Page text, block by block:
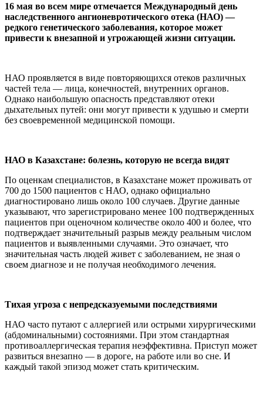
16 мая во всем мире отмечается Международный день
наследственного ангионевротического отека (НАО) —
редкого генетического заболевания, которое может
привести к внезапной и угрожающей жизни ситуации.
НАО проявляется в виде повторяющихся отеков различных
частей тела — лица, конечностей, внутренних органов.
Однако наибольшую опасность представляют отеки
дыхательных путей: они могут привести к удушью и смерти
без своевременной медицинской помощи.
НАО в Казахстане: болезнь, которую не всегда видят
По оценкам специалистов, в Казахстане может проживать от
700 до 1500 пациентов с НАО, однако официально
диагностировано лишь около 100 случаев. Другие данные
указывают, что зарегистрировано менее 100 подтвержденных
пациентов при оценочном количестве около 400 и более, что
подтверждает значительный разрыв между реальным числом
пациентов и выявленными случаями. Это означает, что
значительная часть людей живет с заболеванием, не зная о
своем диагнозе и не получая необходимого лечения.
Тихая угроза с непредсказуемыми последствиями
НАО часто путают с аллергией или острыми хирургическими
(абдоминальными) состояниями. При этом стандартная
противоаллергическая терапия неэффективна. Приступ может
развиться внезапно — в дороге, на работе или во сне. И
каждый такой эпизод может стать критическим.